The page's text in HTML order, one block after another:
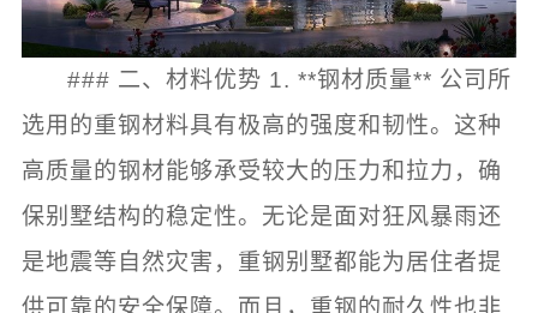
### 二、材料优势 1. **钢材质量** 公司所
选用的重钢材料具有极高的强度和韧性。这种
高质量的钢材能够承受较大的压力和拉力，确
保别墅结构的稳定性。无论是面对狂风暴雨还
是地震等自然灾害，重钢别墅都能为居住者提
供可靠的安全保障。而且，重钢的耐久性也非